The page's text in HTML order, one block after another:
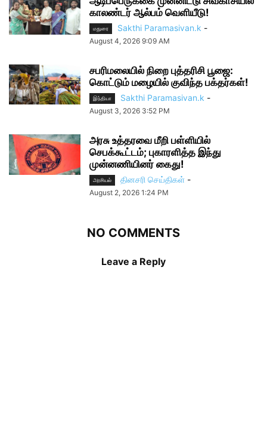
காலண்டர் ஆல்பம் வெளியீடு!
மதுரை Sakthi Paramasivan.k -
August 4, 2026 9:09 AM
சபரிமலையில் நிறை புத்தரிசி பூஜை:
கொட்டும் மழையில் குவிந்த பக்தர்கள்!
இந்தியா Sakthi Paramasivan.k -
August 3, 2026 3:52 PM
அரசு உத்தரவை மீறி பள்ளியில்
செபக்கூட்டம்; புகாரளித்த இந்து
முன்னணியினர் கைது!
அரசியல் தினசரி செய்திகள் -
August 2, 2026 1:24 PM
NO COMMENTS
Leave a Reply